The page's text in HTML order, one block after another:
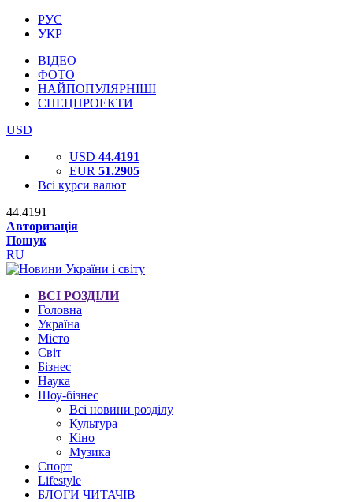
РУС
УКР
ВІДЕО
ФОТО
НАЙПОПУЛЯРНІШІ
СПЕЦПРОЕКТИ
USD
USD 44.4191
EUR 51.2905
Всі курси валют
44.4191
Авторизація
Пошук
RU
ВСІ РОЗДІЛИ
Головна
Україна
Місто
Світ
Бізнес
Наука
Шоу-бізнес
Всі новини розділу
Культура
Кіно
Музика
Спорт
Lifestyle
БЛОГИ ЧИТАЧІВ